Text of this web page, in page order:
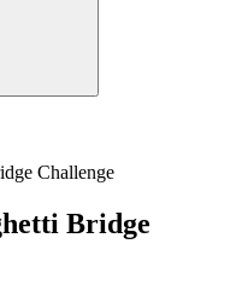
Challenge
Bridge